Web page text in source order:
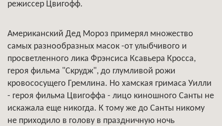
режиссер Цвигофф.
Американский Дед Мороз примерял множество
самых разнообразных масок -от улыбчивого и
просветленного лика Фрэнсиса Ксавьера Кросса,
героя фильма "Скрудж", до глумливой рожи
кровососущего Гремлина. Но хамская гримаса Уилли
- героя фильма Цвигоффа - лицо киношного Санты не
искажала еще никогда. К тому же до Санты никому
не приходило в голову в праздничную ночь